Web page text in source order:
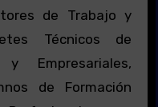
de Trabajo y
Técnicos de
y Empresariales,
de Formación